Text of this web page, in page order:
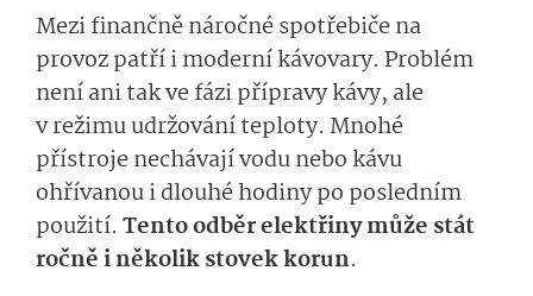
Mezi finančně náročné spotřebiče na
provoz patří i moderní kávovary. Problém
není ani tak ve fázi přípravy kávy, ale
v režimu udržování teploty. Mnohé
přístroje nechávají vodu nebo kávu
ohřívanou i dlouhé hodiny po posledním
použití. Tento odběr elektřiny může stát
ročně i několik stovek korun.